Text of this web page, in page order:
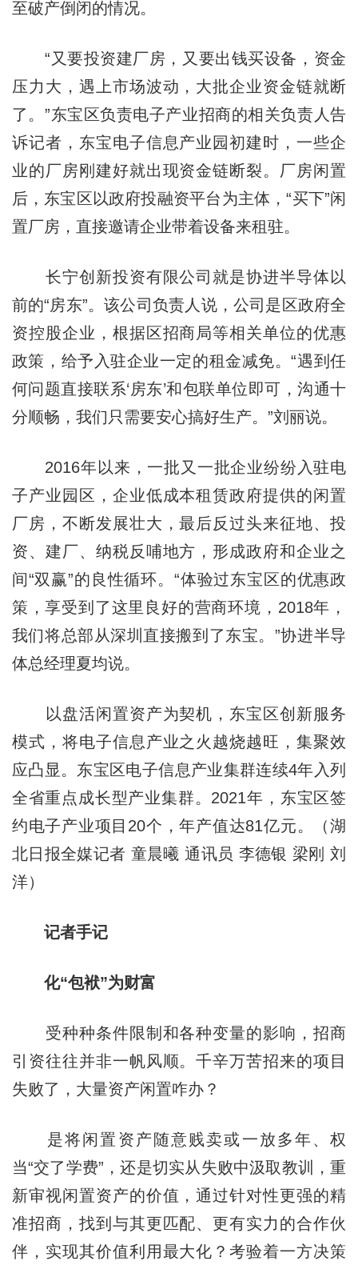
至破产倒闭的情况。
“又要投资建厂房，又要出钱买设备，资金
压力大，遇上市场波动，大批企业资金链就断
了。”东宝区负责电子产业招商的相关负责人告
诉记者，东宝电子信息产业园初建时，一些企
业的厂房刚建好就出现资金链断裂。厂房闲置
后，东宝区以政府投融资平台为主体，“买下”闲
置厂房，直接邀请企业带着设备来租驻。
长宁创新投资有限公司就是协进半导体以
前的“房东”。该公司负责人说，公司是区政府全
资控股企业，根据区招商局等相关单位的优惠
政策，给予入驻企业一定的租金减免。“遇到任
何问题直接联系‘房东’和包联单位即可，沟通十
分顺畅，我们只需要安心搞好生产。”刘丽说。
2016年以来，一批又一批企业纷纷入驻电
子产业园区，企业低成本租赁政府提供的闲置
厂房，不断发展壮大，最后反过头来征地、投
资、建厂、纳税反哺地方，形成政府和企业之
间“双赢”的良性循环。“体验过东宝区的优惠政
策，享受到了这里良好的营商环境，2018年，
我们将总部从深圳直接搬到了东宝。”协进半导
体总经理夏均说。
以盘活闲置资产为契机，东宝区创新服务
模式，将电子信息产业之火越烧越旺，集聚效
应凸显。东宝区电子信息产业集群连续4年入列
全省重点成长型产业集群。2021年，东宝区签
约电子产业项目20个，年产值达81亿元。（湖
北日报全媒记者 童晨曦 通讯员 李德银 梁刚 刘
洋）
记者手记
化“包袱”为财富
受种种条件限制和各种变量的影响，招商
引资往往并非一帆风顺。千辛万苦招来的项目
失败了，大量资产闲置咋办？
是将闲置资产随意贱卖或一放多年、权
当“交了学费”，还是切实从失败中汲取教训，重
新审视闲置资产的价值，通过针对性更强的精
准招商，找到与其更匹配、更有实力的合作伙
伴，实现其价值利用最大化？考验着一方决策